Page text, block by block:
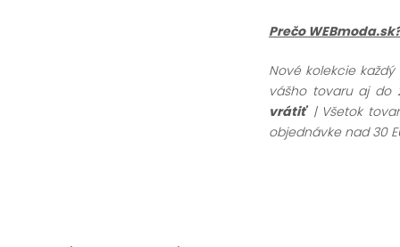
Prečo
Nové kolekcie
vášho tovaru aj do
vrátiť | Všetok
objednávke nad 30